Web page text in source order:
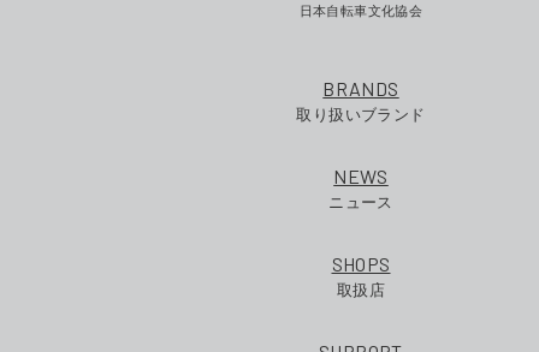
日本自転車文化協会
BRANDS
取り扱いブランド
NEWS
ニュース
SHOPS
取扱店